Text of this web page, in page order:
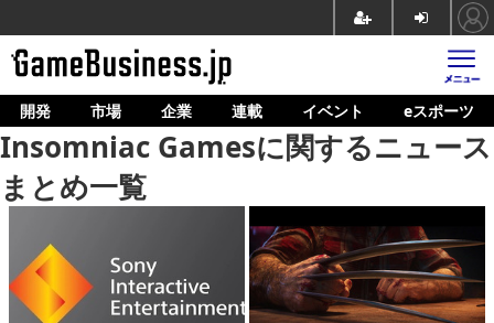
ホーム
ゲーム開発
市場
マネタイズ
企業動向
開発 市場 企業 連載 イベント eスポーツ
Insomniac Gamesに関するニュース
まとめ一覧